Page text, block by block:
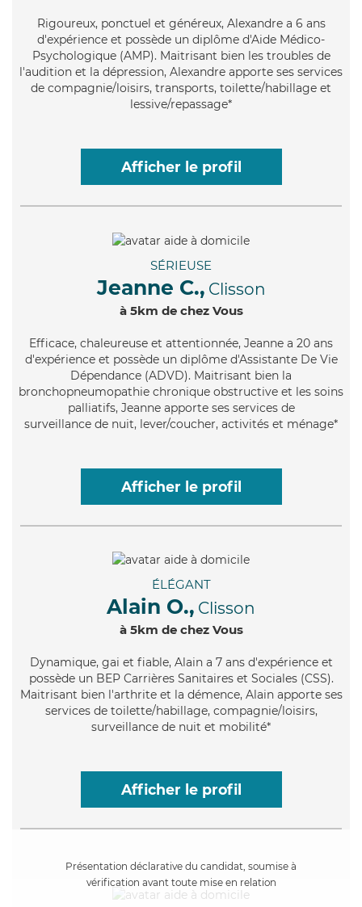
Rigoureux, ponctuel et généreux, Alexandre a 6 ans
d'expérience et possède un diplôme d'Aide Médico-
Psychologique (AMP). Maitrisant bien les troubles de
l'audition et la dépression, Alexandre apporte ses services
de compagnie/loisirs, transports, toilette/habillage et
lessive/repassage*
Afficher le profil
SÉRIEUSE
Jeanne C., Clisson
à 5km de chez Vous
Efficace, chaleureuse et attentionnée, Jeanne a 20 ans
d'expérience et possède un diplôme d'Assistante De Vie
Dépendance (ADVD). Maitrisant bien la
bronchopneumopathie chronique obstructive et les soins
palliatifs, Jeanne apporte ses services de
surveillance de nuit, lever/coucher, activités et ménage*
Afficher le profil
ÉLÉGANT
Alain O., Clisson
à 5km de chez Vous
Dynamique, gai et fiable, Alain a 7 ans d'expérience et
possède un BEP Carrières Sanitaires et Sociales (CSS).
Maitrisant bien l'arthrite et la démence, Alain apporte ses
services de toilette/habillage, compagnie/loisirs,
surveillance de nuit et mobilité*
Afficher le profil
Présentation déclarative du candidat, soumise à
vérification avant toute mise en relation